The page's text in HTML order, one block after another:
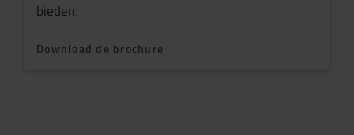
bieden.
Download de brochure